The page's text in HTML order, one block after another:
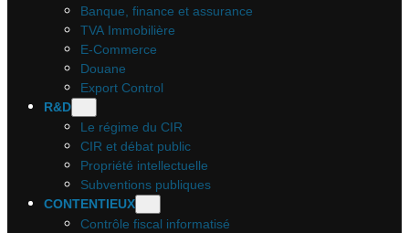
Banque, finance et assurance
TVA Immobilière
E-Commerce
Douane
Export Control
R&D
Le régime du CIR
CIR et débat public
Propriété intellectuelle
Subventions publiques
CONTENTIEUX
Contrôle fiscal informatisé